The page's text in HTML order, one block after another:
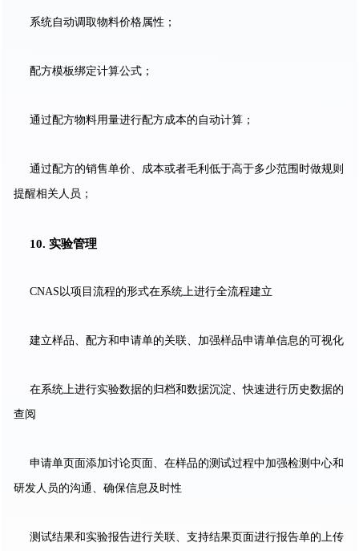
系统自动调取物料价格属性；
配方模板绑定计算公式；
通过配方物料用量进行配方成本的自动计算；
通过配方的销售单价、成本或者毛利低于高于多少范围时做规则
提醒相关人员；
10. 实验管理
CNAS以项目流程的形式在系统上进行全流程建立
建立样品、配方和申请单的关联、加强样品申请单信息的可视化
在系统上进行实验数据的归档和数据沉淀、快速进行历史数据的
查阅
申请单页面添加讨论页面、在样品的测试过程中加强检测中心和
研发人员的沟通、确保信息及时性
测试结果和实验报告进行关联、支持结果页面进行报告单的上传